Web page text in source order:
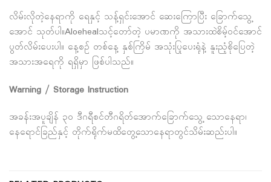
လိမ်းလိုတဲ့နေရာကို ရေနှင့် သန့်ရှင်းအောင် ဆေးကြောပြီး ခြောက်သွေ့
အောင် သုတ်ပါ။Aloehealသင့်တော်တဲ့ ပမာဏကို အသားထဲစိမ့်ဝင်အောင်
ပွတ်လိမ်းပေးပါ။ နေ့စဉ် တစ်နေ့ နှစ်ကြိမ် အသုံးပြုပေးရုံနဲ့ နူးညံ့စိုပြေတဲ့
အသားအရေကို ရရှိမှာ ဖြစ်ပါသည်။
Warning / Storage Instruction
အခန်းအပူချိန် ၃၀ ဒီဂရီစင်တီဂရိတ်အောက်ခြောက်သွေ့ သောနေရာ၊
နေရောင်ခြည်နှင့် တိုက်ရိုက်မထိတွေ့သောနေရာတွင်သိမ်းဆည်းပါ။